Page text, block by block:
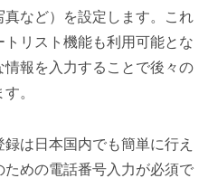
など）を設定します。これ
リスト機能も利用可能とな
報を入力することで後々の
。
は日本国内でも簡単に行え
めの電話番号入力が必須で